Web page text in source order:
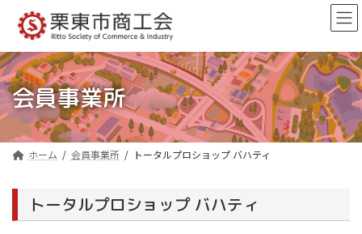
ン
ツ
へ
ス
キ
ッ
ー
シ
ョ
ン
に
移
会員事業所
ホーム 会員事業所 トータルプロショップ バハティ
トータルプロショップ バハティ